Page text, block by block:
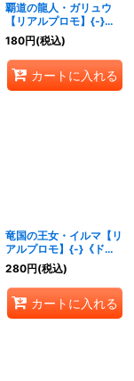
覇道の龍人・ガリュウ
【リアルプロモ】{-}
《ドラゴン》
180円(税込)
カートに入れる
竜国の王女・イルマ【リ
アルプロモ】{-}《ドラ
ゴン》
280円(税込)
カートに入れる